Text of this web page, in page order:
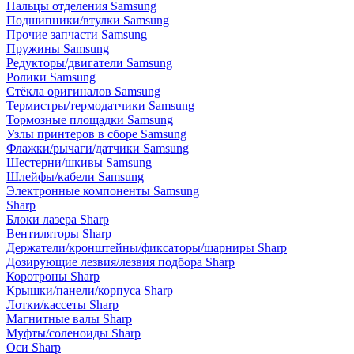
Пальцы отделения Samsung
Подшипники/втулки Samsung
Прочие запчасти Samsung
Пружины Samsung
Редукторы/двигатели Samsung
Ролики Samsung
Стёкла оригиналов Samsung
Термистры/термодатчики Samsung
Тормозные площадки Samsung
Узлы принтеров в сборе Samsung
Флажки/рычаги/датчики Samsung
Шестерни/шкивы Samsung
Шлейфы/кабели Samsung
Электронные компоненты Samsung
Sharp
Блоки лазера Sharp
Вентиляторы Sharp
Держатели/кронштейны/фиксаторы/шарниры Sharp
Дозирующие лезвия/лезвия подбора Sharp
Коротроны Sharp
Крышки/панели/корпуса Sharp
Лотки/кассеты Sharp
Магнитные валы Sharp
Муфты/соленоиды Sharp
Оси Sharp